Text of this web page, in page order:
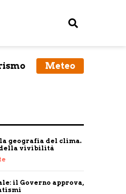
Meteo
geografia del clima.
della vivibilità
il Governo approva,